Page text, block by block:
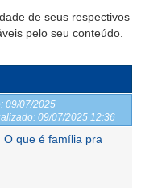
de seus respectivos
pelo seu conteúdo.
09/07/2025
09/07/2025 12:36
O que é família pra